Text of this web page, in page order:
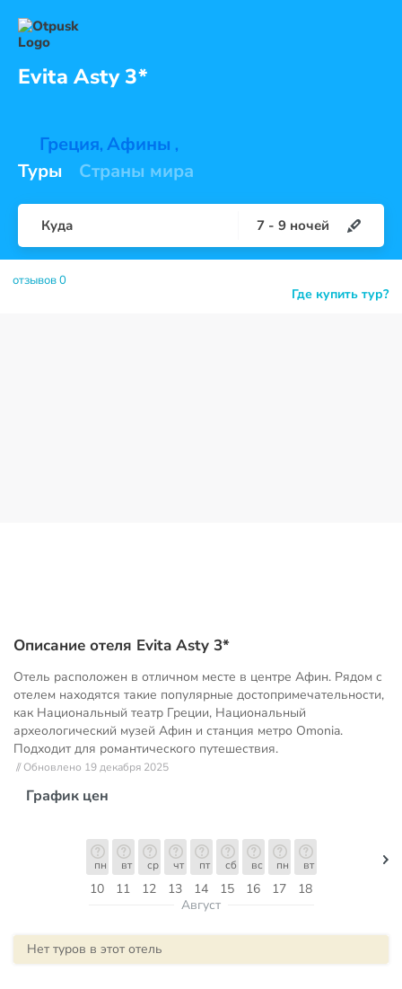
EvitaAsty 3*
Греция, Афины ,
Туры Страны мира
Куда 7 - 9 ночей
Где купить тур?
отзывов 0
Описание отеля Evita Asty 3*
Отель расположен в отличном месте в центре Афин. Рядом с
отелем находятся такие популярные достопримечательности,
как Национальный театр Греции, Национальный
археологический музей Афин и станция метро Omonia.
Подходит для романтического путешествия.
// Обновлено 19 декабря 2025
График цен
10
пн
11
вт
12
ср
13
чт
14
пт
15
сб
16
вс
17
пн
18
вт
Август
Нет туров в этот отель